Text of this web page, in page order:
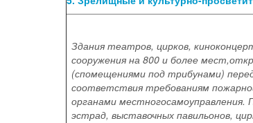
Здания театров, цирков,
сооружения на 800 и более
(спомещениями под трибунами)
соответствия требованиям
органами
эстрад, выставочных павильонов,